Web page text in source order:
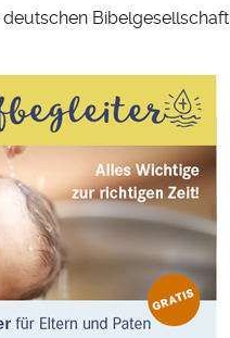
Bibelgesellschaft